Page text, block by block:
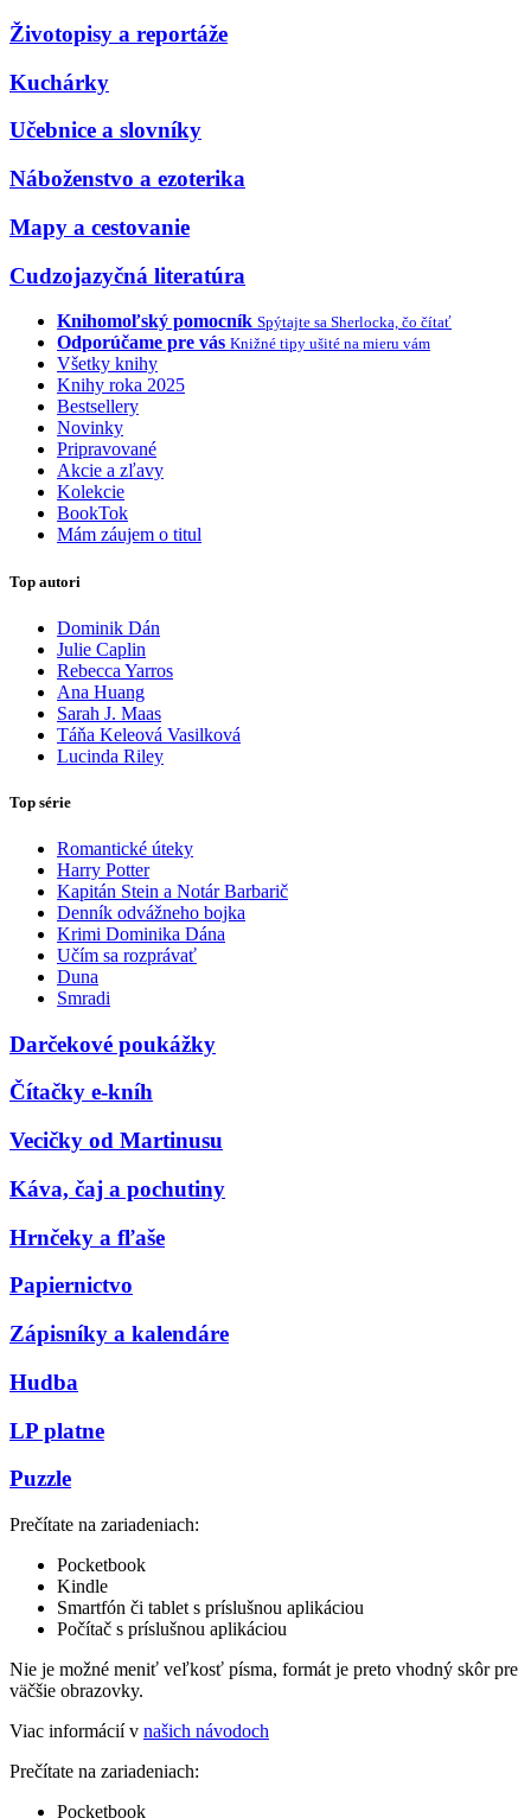
Životopisy a reportáže
Kuchárky
Učebnice a slovníky
Náboženstvo a ezoterika
Mapy a cestovanie
Cudzojazyčná literatúra
Knihomoľský pomocník Spýtajte sa Sherlocka, čo čítať
Odporúčame pre vás Knižné tipy ušité na mieru vám
Všetky knihy
Knihy roka 2025
Bestsellery
Novinky
Pripravované
Akcie a zľavy
Kolekcie
BookTok
Mám záujem o titul
Top autori
Dominik Dán
Julie Caplin
Rebecca Yarros
Ana Huang
Sarah J. Maas
Táňa Keleová Vasilková
Lucinda Riley
Top série
Romantické úteky
Harry Potter
Kapitán Stein a Notár Barbarič
Denník odvážneho bojka
Krimi Dominika Dána
Učím sa rozprávať
Duna
Smradi
Darčekové poukážky
Čítačky e-kníh
Vecičky od Martinusu
Káva, čaj a pochutiny
Hrnčeky a fľaše
Papiernictvo
Zápisníky a kalendáre
Hudba
LP platne
Puzzle
Prečítate na zariadeniach:
Pocketbook
Kindle
Smartfón či tablet s príslušnou aplikáciou
Počítač s príslušnou aplikáciou
Nie je možné meniť veľkosť písma, formát je preto vhodný skôr pre
väčšie obrazovky.
Viac informácií v našich návodoch
Prečítate na zariadeniach:
Pocketbook